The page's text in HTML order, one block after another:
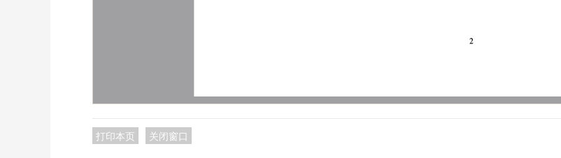
打印本页 关闭窗口